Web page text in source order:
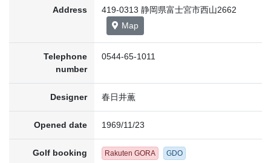
Address
419-0313 静岡県富士宮市西山2662
Map
Telephone
number
0544-65-1011
Designer 春日井薫
Opened date 1969/11/23
Golf booking Rakuten GORA GDO